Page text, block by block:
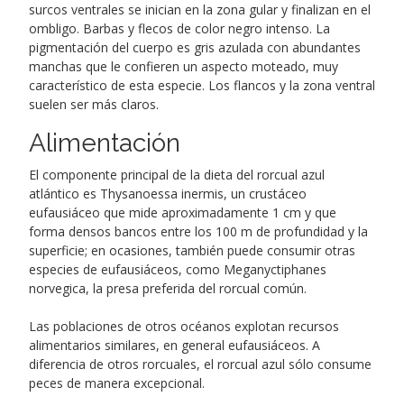
surcos ventrales se inician en la zona gular y finalizan en el
ombligo. Barbas y flecos de color negro intenso. La
pigmentación del cuerpo es gris azulada con abundantes
manchas que le confieren un aspecto moteado, muy
característico de esta especie. Los flancos y la zona ventral
suelen ser más claros.
Alimentación
El componente principal de la dieta del rorcual azul
atlántico es Thysanoessa inermis, un crustáceo
eufausiáceo que mide aproximadamente 1 cm y que
forma densos bancos entre los 100 m de profundidad y la
superficie; en ocasiones, también puede consumir otras
especies de eufausiáceos, como Meganyctiphanes
norvegica, la presa preferida del rorcual común.
Las poblaciones de otros océanos explotan recursos
alimentarios similares, en general eufausiáceos. A
diferencia de otros rorcuales, el rorcual azul sólo consume
peces de manera excepcional.